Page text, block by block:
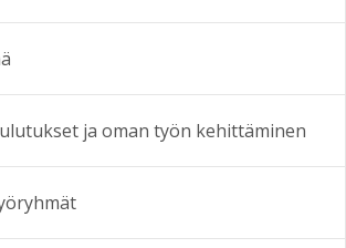
ja oman työn kehittäminen